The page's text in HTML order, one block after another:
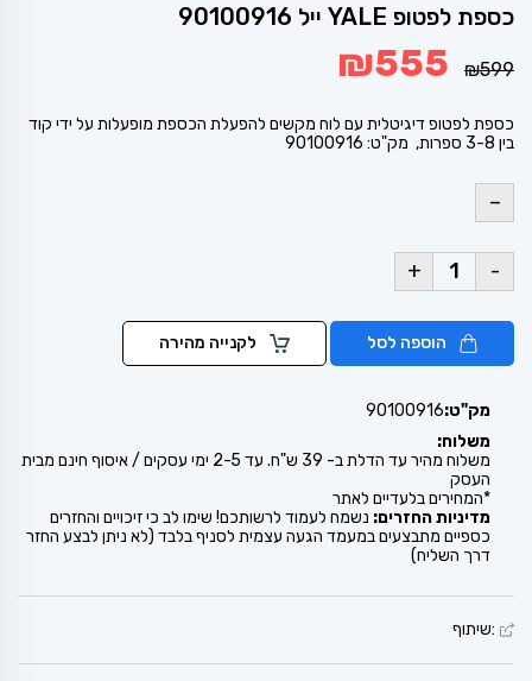
כספת לפטופ YALE ייל 90100916
₪599
המחיר
המקורי
₪555
כספת לפטופ דיגיטלית עם לוח מקשים להפעלת הכספת מופעלות על ידי קוד
בין 3-8 ספרות, מק"ט: 90100916
–
-
+
הוספה לסל לקנייה מהירה
מק"ט:90100916
משלוח:
משלוח מהיר עד הדלת ב- 39 ש"ח. עד 2-5 ימי עסקים / איסוף חינם מבית
העסק
*המחירים בלעדיים לאתר
מדיניות החזרים: נשמח לעמוד לרשותכם! שימו לב כי זיכויים והחזרים
כספיים מתבצעים במעמד הגעה עצמית לסניף בלבד (לא ניתן לבצע החזר
דרך השליח)
:שיתוף